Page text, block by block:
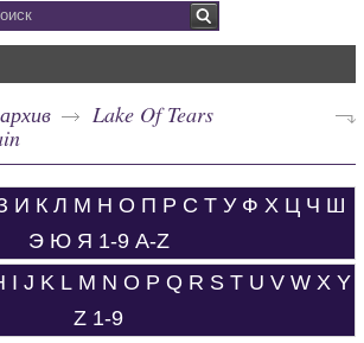
Lake Of Tears
И К Л М Н О П Р С Т У Ф Х Ц Ч Ш
Э Ю Я 1-9 A-Z
I J K L M N O P Q R S T U V W X Y
Z 1-9